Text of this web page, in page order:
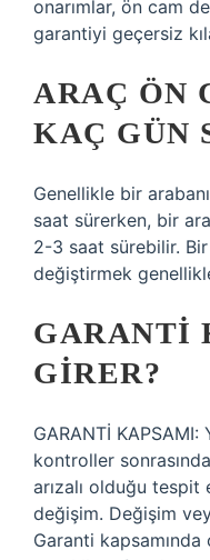
onarımlar, ön cam
garantiyi geçersiz
ARAÇ ÖN
KAÇ GÜN
Genellikle bir
saat sürerken, bir
2-3 saat sürebilir. Bir
değiştirmek
GARANTI
GIRER?
GARANTİ
kontroller
arızalı olduğu tespit
değişim. Değişim
Garanti